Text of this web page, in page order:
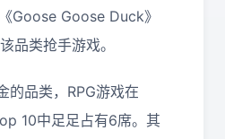
Goose Goose Duck》
品类抢手游戏。
的品类，RPG游戏在
10中足足占有6席。其